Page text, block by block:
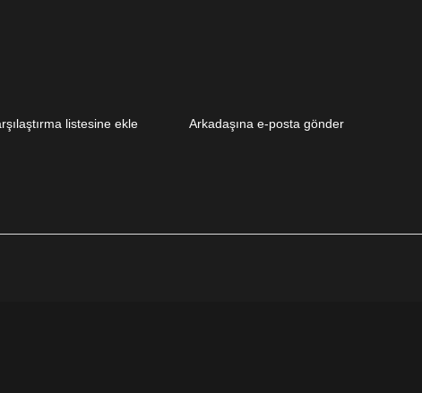
listesine ekle Arkadaşına e-posta gönder